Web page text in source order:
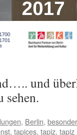
und
sehen.
, Berlin,
, tapices, tapiz, tapiz